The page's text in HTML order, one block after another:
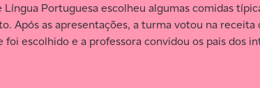
Portuguesa escolheu algumas comidas
Após as apresentações, a turma votou na receita
escolhido e a professora convidou os pais dos